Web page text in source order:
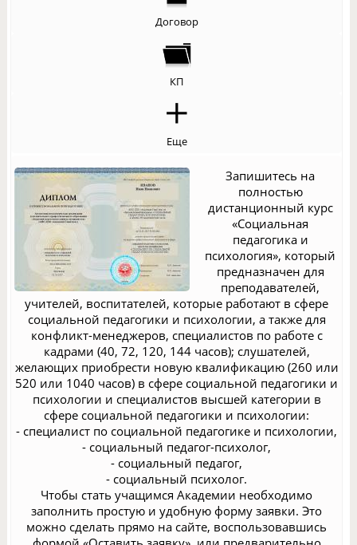
Договор
КП
Еще
Запишитесь на
полностью
дистанционный курс
«Социальная
педагогика и
психология», который
предназначен для
преподавателей,
учителей, воспитателей, которые работают в сфере
социальной педагогики и психологии, а также для
конфликт-менеджеров, специалистов по работе с
кадрами (40, 72, 120, 144 часов); слушателей,
желающих приобрести новую квалификацию (260 или
520 или 1040 часов) в сфере социальной педагогики и
психологии и специалистов высшей категории в
сфере социальной педагогики и психологии:
- специалист по социальной педагогике и психологии,
- социальный педагог-психолог,
- социальный педагог,
- социальный психолог.
Чтобы стать учащимся Академии необходимо
заполнить простую и удобную форму заявки. Это
можно сделать прямо на сайте, воспользовавшись